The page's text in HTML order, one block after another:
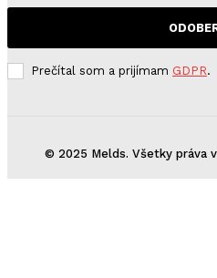
Prečítal som a prijímam GDPR.
© 2025 Melds. Všetky práva